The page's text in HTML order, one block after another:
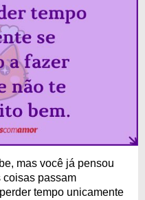
mas você já pensou
coisas passam
tempo unicamente